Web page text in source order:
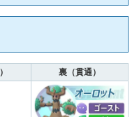
3発目
4発目
6+40-45＝1 1+48-45＝4
プラント型（通常技と
合、 つるのムチ
裏（貫通）